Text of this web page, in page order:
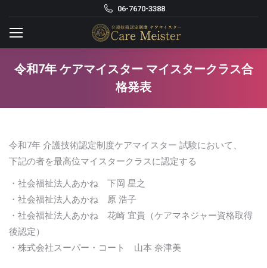
06-7670-3388
令和7年 ケアマイスター マイスタークラス合
格発表
令和7年 介護技術認定制度ケアマイスター 試験において、
下記の者を最高位マイスタークラスに認定する
・社会福祉法人あかね 下岡 星之
・社会福祉法人あかね 原 浩子
・社会福祉法人あかね 花崎 宜貴（ケアマネジャー資格取得
後認定）
・株式会社スーパー・コート 山本 奈津美